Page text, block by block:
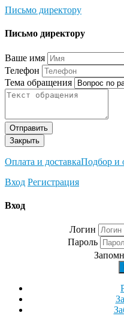
Письмо директору
Письмо директору
Ваше имя
Телефон
Тема обращения
Отправить
Закрыть
Оплата и доставкаПодбор и
Вход Регистрация
Вход
Логин
Пароль